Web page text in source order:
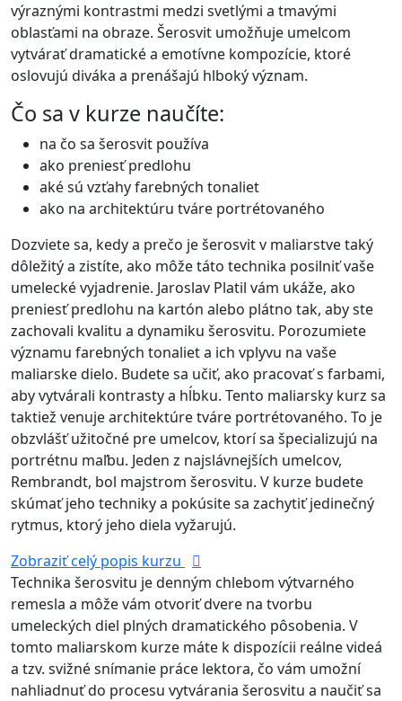
výraznými kontrastmi medzi svetlými a tmavými
oblasťami na obraze. Šerosvit umožňuje umelcom
vytvárať dramatické a emotívne kompozície, ktoré
oslovujú diváka a prenášajú hlboký význam.
Čo sa v kurze naučíte:
na čo sa šerosvit používa
ako preniesť predlohu
aké sú vzťahy farebných tonaliet
ako na architektúru tváre portrétovaného
Dozviete sa, kedy a prečo je šerosvit v maliarstve taký
dôležitý a zistíte, ako môže táto technika posilniť vaše
umelecké vyjadrenie. Jaroslav Platil vám ukáže, ako
preniesť predlohu na kartón alebo plátno tak, aby ste
zachovali kvalitu a dynamiku šerosvitu. Porozumiete
významu farebných tonaliet a ich vplyvu na vaše
maliarske dielo. Budete sa učiť, ako pracovať s farbami,
aby vytvárali kontrasty a hĺbku. Tento maliarsky kurz sa
taktiež venuje architektúre tváre portrétovaného. To je
obzvlášť užitočné pre umelcov, ktorí sa špecializujú na
portrétnu maľbu. Jeden z najslávnejších umelcov,
Rembrandt, bol majstrom šerosvitu. V kurze budete
skúmať jeho techniky a pokúsite sa zachytiť jedinečný
rytmus, ktorý jeho diela vyžarujú.
Zobraziť celý popis kurzu
Technika šerosvitu je denným chlebom výtvarného
remesla a môže vám otvoriť dvere na tvorbu
umeleckých diel plných dramatického pôsobenia. V
tomto maliarskom kurze máte k dispozícii reálne videá
a tzv. svižné snímanie práce lektora, čo vám umožní
nahliadnuť do procesu vytvárania šerosvitu a naučiť sa